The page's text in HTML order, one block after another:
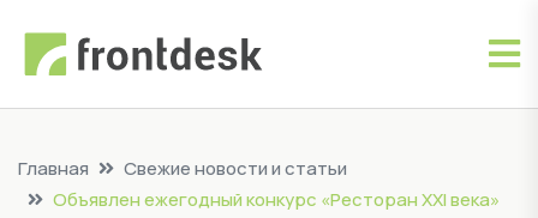
Главная
Свежие новости и статьи
Объявлен ежегодный конкурс «Ресторан XXI века»